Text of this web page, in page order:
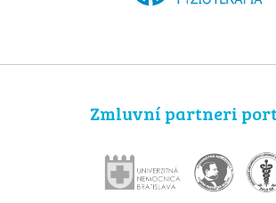
Zmluvní partneri